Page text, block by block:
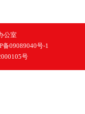
公室
备09089040号-1
号